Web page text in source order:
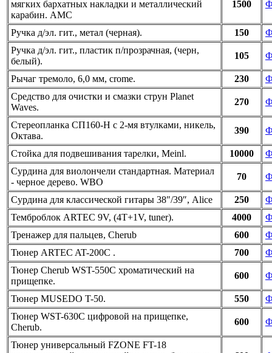
мягких бархатных накладки и металлический
карабин. АМС
1500
Ручка д/эл. гит., метал (черная). 150
Ручка д/эл. гит., пластик п/прозрачная, (черн,
белый).
105
Рычаг тремоло, 6,0 мм, crome. 230
Средство для очистки и смазки струн Planet
Waves.
270
Стереопланка СП160-Н с 2-мя втулками, никель,
Октава.
390
Стойка для подвешивания тарелки, Meinl. 10000
Сурдина для виолончели стандартная. Материал
- черное дерево. WBO
70
Сурдина для классической гитары 38″/39″, Alice 250
Темброблок ARTEC 9V, (4T+1V, tuner).
4000
Тренажер для пальцев, Cherub
600
Тюнер ARTEC AT-200C .
700
Тюнер Cherub WST-550C хроматический на
прищепке.
600
Тюнер MUSEDO T-50. 550
Тюнер WST-630C цифровой на прищепке,
Cherub.
600
Тюнер универсальный FZONE FT-18